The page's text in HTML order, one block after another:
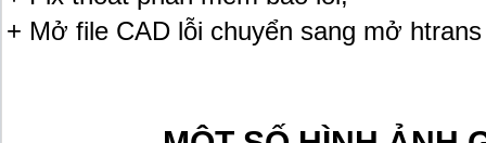
+ Mở file CAD lỗi chuyển sang mở htrans